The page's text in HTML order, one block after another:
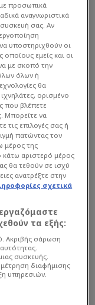
του
στα σενάρια
της Ένωσης να
ενώ
θα είναι
ή του
του Champions
(oι
του Βορρά»
Σέλτικ σε
-
προσωπικά
αναγνωριστικά
σας. Αν
υποστηριχθούν οι
εμείς και οι
με σκοπό την
όλων ή
θα
ορισμένο
που βλέπετε
Μπορείτε να
τις επιλογές σας ή
πατώντας τον
μέρος της
κάτω αριστερό μέρος
θα τεθούν σε ισχύ
ανατρέξτε στην
σχετικά
τα εξής:
Ακριβής σάρωση
συσκευής.
διαφήμισης
υπηρεσιών.